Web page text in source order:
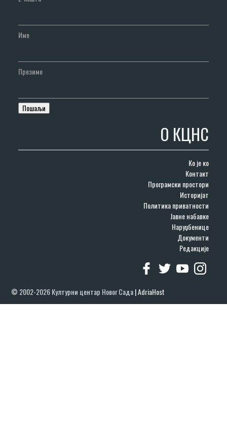
Име
Презиме
О КЦНС
Ко је ко
Контакт
Програмски простори
Историјат
Политика приватности
Јавне набавке
Наруџбенице
Документи
Редакције
© 2002-2026 Културни центар Новог Сада|AdriaHost